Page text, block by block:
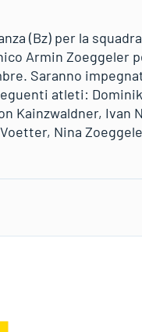
(Bz) per la
Armin Zoeggeler
Saranno
atleti:
Kainzwaldner,
Nina